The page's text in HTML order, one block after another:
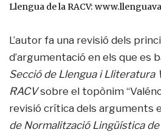
Llengua de la RACV:
L’autor fa una revisió dels
d’argumentació en els que es
Secció de Llengua i Lliteratura
RACVsobre el topònim
revisió crítica dels arguments
de Normalització Lingüística de